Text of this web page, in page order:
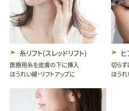
糸リフト(スレッドリフト)
医療用糸を皮膚の下に挿入
ほうれい線・リフトアップに
切らず
ほうれ